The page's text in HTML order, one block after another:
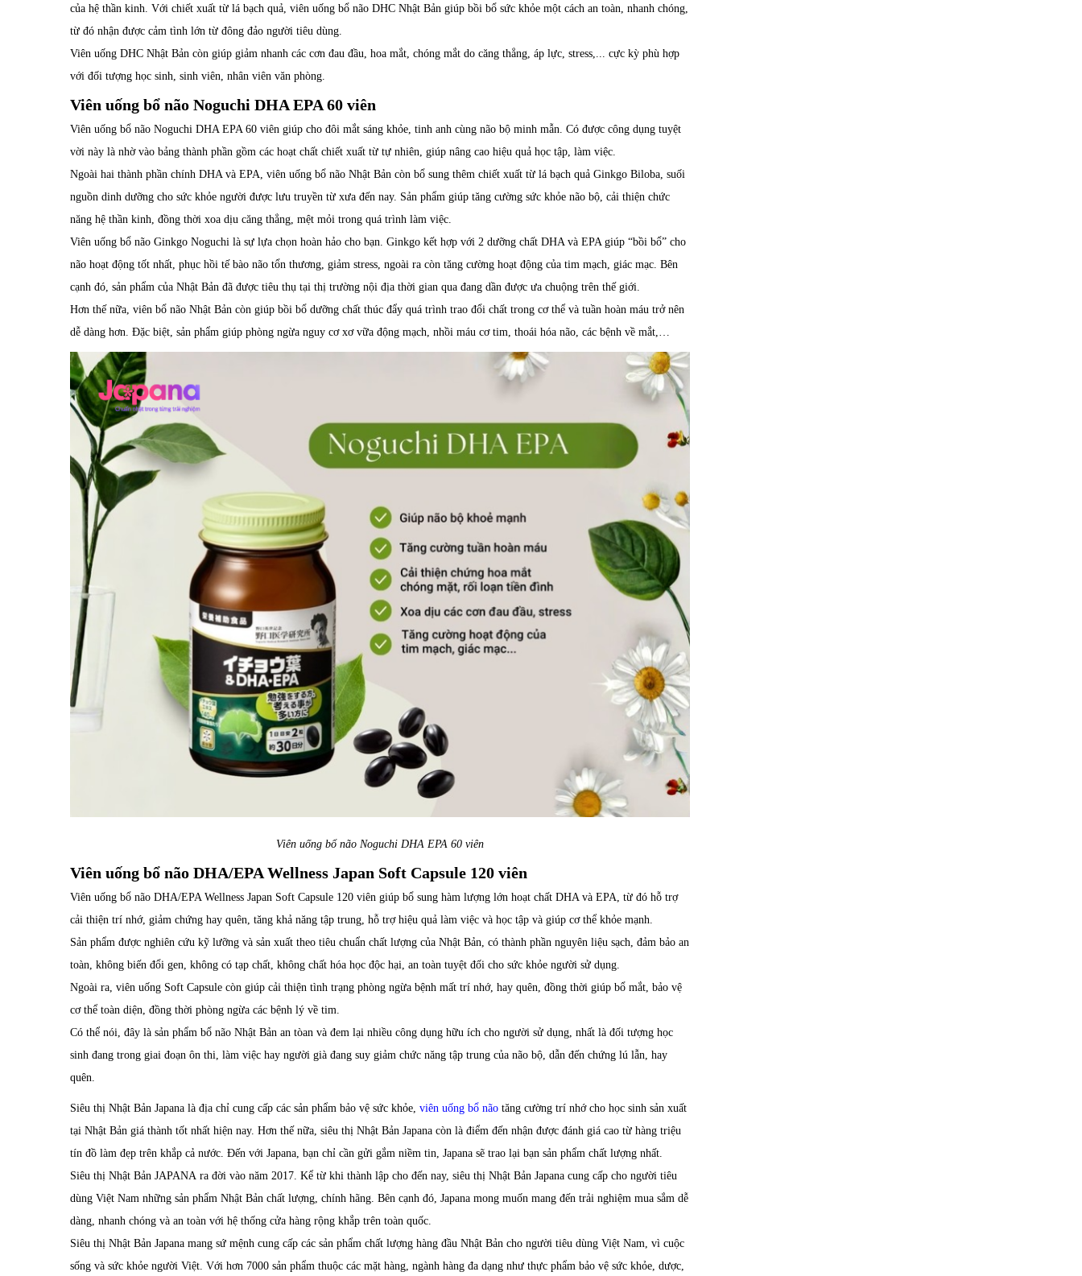
của hệ thần kinh. Với chiết xuất từ lá bạch quả, viên uống bổ não DHC Nhật Bản giúp bồi bổ sức khỏe một cách an toàn, nhanh chóng,
từ đó nhận được cảm tình lớn từ đông đảo người tiêu dùng.
Viên uống DHC Nhật Bản còn giúp giảm nhanh các cơn đau đầu, hoa mắt, chóng mắt do căng thẳng, áp lực, stress,... cực kỳ phù hợp
với đối tượng học sinh, sinh viên, nhân viên văn phòng.
Viên uống bổ não Noguchi DHA EPA 60 viên
Viên uống bổ não Noguchi DHA EPA 60 viên giúp cho đôi mắt sáng khỏe, tinh anh cùng não bộ minh mẫn. Có được công dụng tuyệt
vời này là nhờ vào bảng thành phần gồm các hoạt chất chiết xuất từ tự nhiên, giúp nâng cao hiệu quả học tập, làm việc.
Ngoài hai thành phần chính DHA và EPA, viên uống bổ não Nhật Bản còn bổ sung thêm chiết xuất từ lá bạch quả Ginkgo Biloba, suối
nguồn dinh dưỡng cho sức khỏe người được lưu truyền từ xưa đến nay. Sản phẩm giúp tăng cường sức khỏe não bộ, cải thiện chức
năng hệ thần kinh, đồng thời xoa dịu căng thẳng, mệt mỏi trong quá trình làm việc.
Viên uống bổ não Ginkgo Noguchi là sự lựa chọn hoàn hảo cho bạn. Ginkgo kết hợp với 2 dưỡng chất DHA và EPA giúp “bồi bổ” cho
não hoạt động tốt nhất, phục hồi tế bào não tổn thương, giảm stress, ngoài ra còn tăng cường hoạt động của tim mạch, giác mạc. Bên
cạnh đó, sản phẩm của Nhật Bản đã được tiêu thụ tại thị trường nội địa thời gian qua đang dần được ưa chuộng trên thế giới.
Hơn thế nữa, viên bổ não Nhật Bản còn giúp bồi bổ dưỡng chất thúc đẩy quá trình trao đổi chất trong cơ thể và tuần hoàn máu trở nên
dễ dàng hơn. Đặc biệt, sản phẩm giúp phòng ngừa nguy cơ xơ vữa động mạch, nhồi máu cơ tim, thoái hóa não, các bệnh về mắt,…
Viên uống bổ não Noguchi DHA EPA 60 viên
Viên uống bổ não DHA/EPA Wellness Japan Soft Capsule 120 viên
Viên uống bổ não DHA/EPA Wellness Japan Soft Capsule 120 viên giúp bổ sung hàm lượng lớn hoạt chất DHA và EPA, từ đó hỗ trợ
cải thiện trí nhớ, giảm chứng hay quên, tăng khả năng tập trung, hỗ trợ hiệu quả làm việc và học tập và giúp cơ thể khỏe mạnh.
Sản phẩm được nghiên cứu kỹ lưỡng và sản xuất theo tiêu chuẩn chất lượng của Nhật Bản, có thành phần nguyên liệu sạch, đảm bảo an
toàn, không biến đổi gen, không có tạp chất, không chất hóa học độc hại, an toàn tuyệt đối cho sức khỏe người sử dụng.
Ngoài ra, viên uống Soft Capsule còn giúp cải thiện tình trạng phòng ngừa bệnh mất trí nhớ, hay quên, đồng thời giúp bổ mắt, bảo vệ
cơ thể toàn diện, đồng thời phòng ngừa các bệnh lý về tim.
Có thể nói, đây là sản phẩm bổ não Nhật Bản an tòan và đem lại nhiều công dụng hữu ích cho người sử dụng, nhất là đối tượng học
sinh đang trong giai đoạn ôn thi, làm việc hay người già đang suy giảm chức năng tập trung của não bộ, dẫn đến chứng lú lẫn, hay
quên.
Siêu thị Nhật Bản Japana là địa chỉ cung cấp các sản phẩm bảo vệ sức khỏe, viên uống bổ não tăng cường trí nhớ cho học sinh sản xuất
tại Nhật Bản giá thành tốt nhất hiện nay. Hơn thế nữa, siêu thị Nhật Bản Japana còn là điểm đến nhận được đánh giá cao từ hàng triệu
tín đồ làm đẹp trên khắp cả nước. Đến với Japana, bạn chỉ cần gửi gắm niềm tin, Japana sẽ trao lại bạn sản phẩm chất lượng nhất.
Siêu thị Nhật Bản JAPANA ra đời vào năm 2017. Kể từ khi thành lập cho đến nay, siêu thị Nhật Bản Japana cung cấp cho người tiêu
dùng Việt Nam những sản phẩm Nhật Bản chất lượng, chính hãng. Bên cạnh đó, Japana mong muốn mang đến trải nghiệm mua sắm dễ
dàng, nhanh chóng và an toàn với hệ thống cửa hàng rộng khắp trên toàn quốc.
Siêu thị Nhật Bản Japana mang sứ mệnh cung cấp các sản phẩm chất lượng hàng đầu Nhật Bản cho người tiêu dùng Việt Nam, vì cuộc
sống và sức khỏe người Việt. Với hơn 7000 sản phẩm thuộc các mặt hàng, ngành hàng đa dạng như thực phẩm bảo vệ sức khỏe, dược,